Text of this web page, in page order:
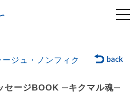
ジュ・ノンフィク
セージBOOK ─キクマル魂─